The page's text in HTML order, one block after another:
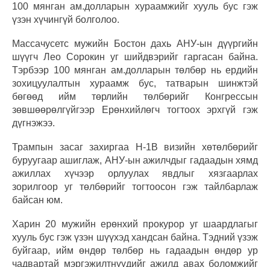
100 мянган ам.долларын хураамжийг хууль бус гэж
үзэн хүчингүй болголоо.
Массачусетс мужийн Бостон дахь АНУ-ын дүүргийн
шүүгч Лео Сорокин уг шийдвэрийг гаргасан байна.
Тэрбээр 100 мянган ам.долларын төлбөр нь ердийн
зохицуулалтын хураамж бус, татварын шинжтэй
бөгөөд ийм төрлийн төлбөрийг Конгрессын
зөвшөөрөлгүйгээр Ерөнхийлөгч тогтоох эрхгүй гэж
дүгнэжээ.
Трампын засаг захиргаа H-1B визийн хөтөлбөрийг
буруугаар ашиглаж, АНУ-ын ажилчдыг гадаадын хямд
ажиллах хүчээр орлуулах явдлыг хязгаарлах
зорилгоор уг төлбөрийг тогтоосон гэж тайлбарлаж
байсан юм.
Харин 20 мужийн ерөнхий прокурор уг шаардлагыг
хууль бус гэж үзэн шүүхэд хандсан байна. Тэдний үзэж
буйгаар, ийм өндөр төлбөр нь гадаадын өндөр ур
чадвартай мэргэжилтнүүдийг ажилд авах боломжийг